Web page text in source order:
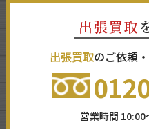
出張買取
出張買取のご依頼
営業時間